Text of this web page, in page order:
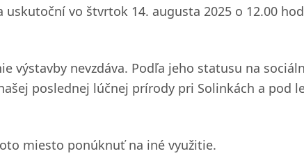
uskutoční vo štvrtok 14. augusta 2025 o 12.00
výstavby nevzdáva. Podľa jeho statusu na
poslednej lúčnej prírody pri Solinkách a pod
miesto ponúknuť na iné využitie.